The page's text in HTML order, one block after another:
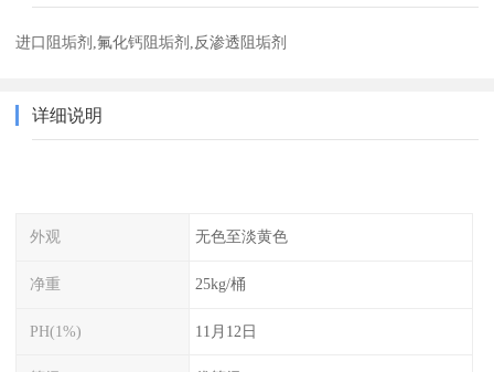
进口阻垢剂,氟化钙阻垢剂,反渗透阻垢剂
详细说明
外观 无色至淡黄色
净重 25kg/桶
PH(1%) 11月12日